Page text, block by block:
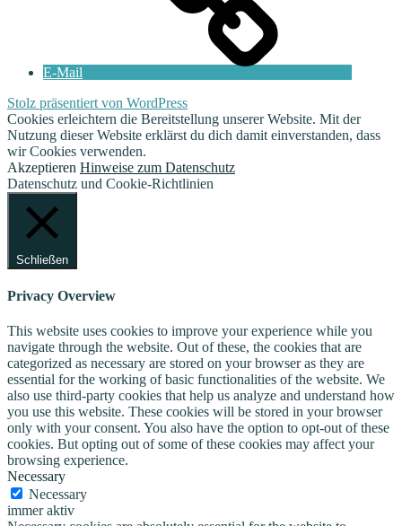
E-Mail
Stolz präsentiert von WordPress
Cookies erleichtern die Bereitstellung unserer Website. Mit der
Nutzung dieser Website erklärst du dich damit einverstanden, dass
wir Cookies verwenden.
Akzeptieren Hinweise zum Datenschutz
Datenschutz und Cookie-Richtlinien
Schließen
Privacy Overview
This website uses cookies to improve your experience while you
navigate through the website. Out of these, the cookies that are
categorized as necessary are stored on your browser as they are
essential for the working of basic functionalities of the website. We
also use third-party cookies that help us analyze and understand how
you use this website. These cookies will be stored in your browser
only with your consent. You also have the option to opt-out of these
cookies. But opting out of some of these cookies may affect your
browsing experience.
Necessary
Necessary
immer aktiv